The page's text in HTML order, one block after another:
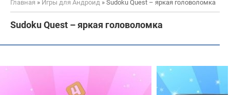
к
Главная » Игры для Андроид » Sudoku Quest – яркая головоломка
Sudoku Quest – яркая головоломка